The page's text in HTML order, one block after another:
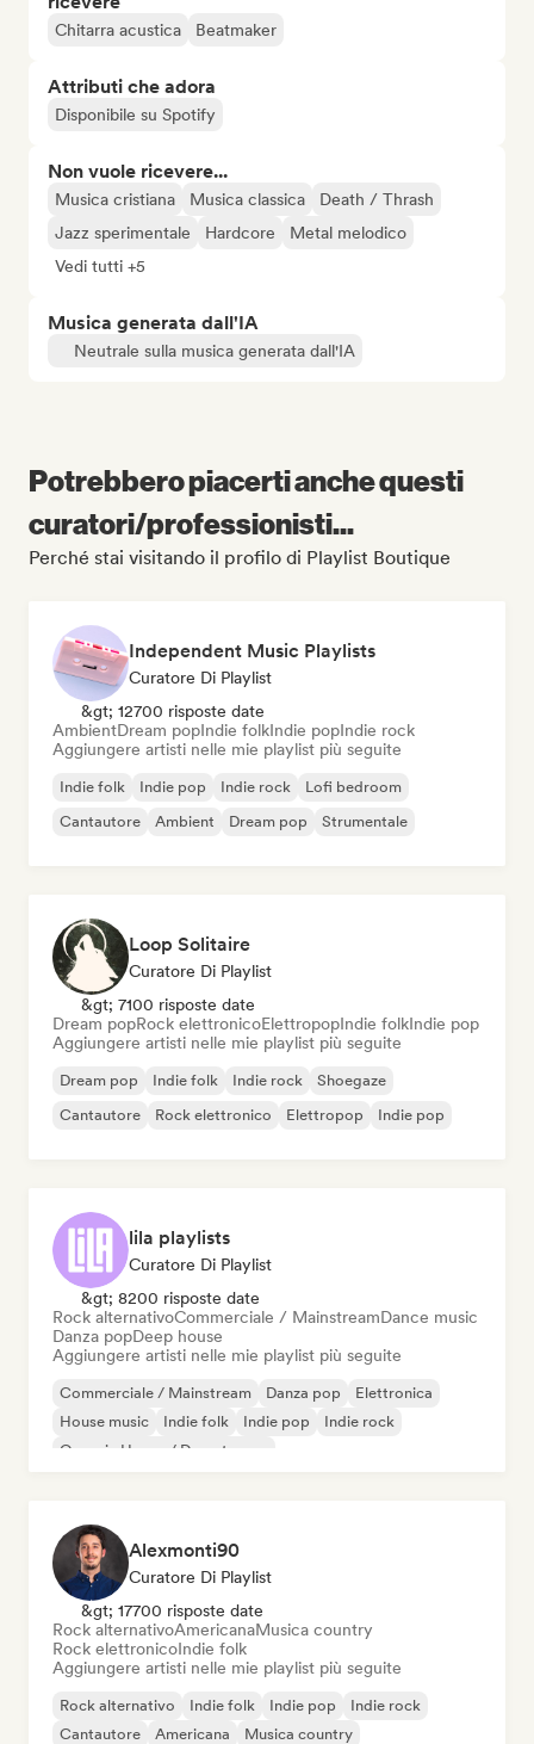
Chitarra acustica Beatmaker
Attributi che adora
Disponibile su Spotify
Non vuole ricevere...
Musica cristiana Musica classica
Death / Thrash
Jazz sperimentale
Hardcore
Metal melodico
Vedi tutti +5
Musica generata dall'IA
Neutrale sulla musica generata dall'IA
Potrebbero piacerti anche questi
curatori/professionisti...
Perché stai visitando il profilo di Playlist Boutique
Independent Music Playlists
Curatore Di Playlist
&gt; 12700 risposte date
AmbientDream popIndie folkIndie popIndie rock
Aggiungere artisti nelle mie playlist più seguite
Indie folk Indie pop Indie rock
Lofi bedroom
Cantautore
Ambient Dream pop Strumentale
Loop Solitaire
Curatore Di Playlist
&gt; 7100 risposte date
Dream popRock elettronicoElettropopIndie folkIndie pop
Aggiungere artisti nelle mie playlist più seguite
Dream pop Indie folk Indie rock
Shoegaze
Cantautore
Rock elettronico Elettropop Indie pop
lila playlists
Curatore Di Playlist
&gt; 8200 risposte date
Rock alternativoCommerciale / MainstreamDance music
Danza popDeep house
Aggiungere artisti nelle mie playlist più seguite
Commerciale / Mainstream Danza pop
Elettronica
House music
Indie folk Indie pop
Indie rock
Organic House / Downtempo
Alexmonti90
Curatore Di Playlist
&gt; 17700 risposte date
Rock alternativoAmericanaMusica country
Rock elettronicoIndie folk
Aggiungere artisti nelle mie playlist più seguite
Rock alternativo Indie folk Indie pop
Indie rock
Cantautore
Americana
Musica country